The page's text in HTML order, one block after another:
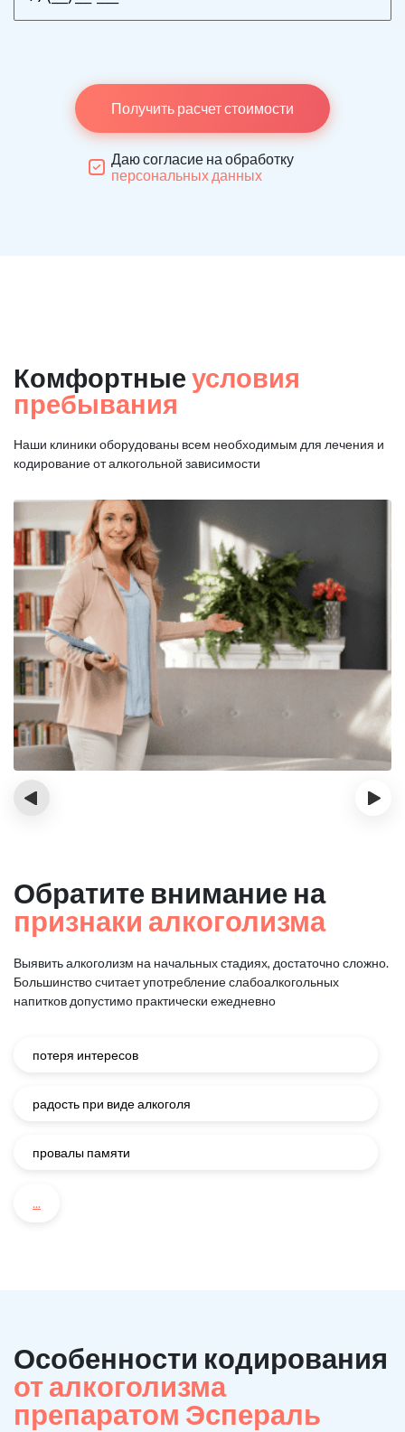
Получить расчет стоимости
Даю согласие на обработку
персональных данных
Комфортные условия
пребывания
Наши клиники оборудованы всем необходимым для лечения и
кодирование от алкогольной зависимости
‹ ›
Обратите внимание на
признаки алкоголизма
Выявить алкоголизм на начальных стадиях, достаточно сложно.
Большинство считает употребление слабоалкогольных
напитков допустимо практически ежедневно
потеря интересов
радость при виде алкоголя
провалы памяти
...
Особенности кодирования
от алкоголизма
препаратом Эспераль